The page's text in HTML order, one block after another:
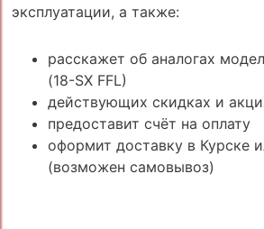
эксплуатации, а также:
расскажет об аналогах
(18-SX FFL)
действующих скидках и
предоставит счёт на оплату
оформит доставку в Курске
(возможен самовывоз)